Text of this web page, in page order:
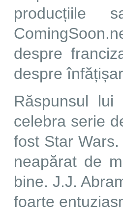
producțiile
despre
despre
Răspunsul
celebra serie
fost Star
neapărat de
bine. J.J.
foarte